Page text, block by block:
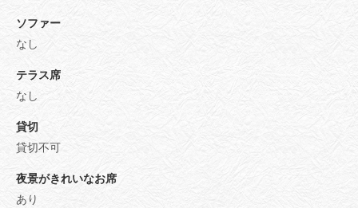
ソファー
なし
テラス席
なし
貸切
貸切不可
夜景がきれいなお席
あり